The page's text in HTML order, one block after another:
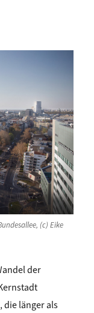
(c) Eike
der
die länger als